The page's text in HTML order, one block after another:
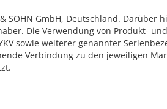
SOHN GmbH, Deutschland.
Die Verwendung von Produkt- und
YKV sowie weiterer genannter
Verbindung zu den jeweiligen